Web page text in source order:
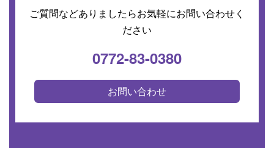
ご質問などありましたらお気軽にお問い合わせく
ださい
0772-83-0380
お問い合わせ